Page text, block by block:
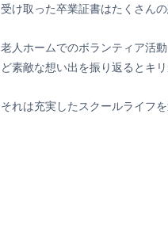
受け取った卒業証書はたくさん
老人ホームでのボランティア活
ど素敵な想い出を振り返るとキ
それは充実したスクールライフ